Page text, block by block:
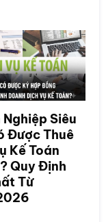
Siêu
Được Thuê
Kế Toán
Quy Định
Từ